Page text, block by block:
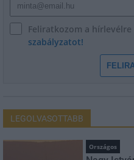
Feliratkozom a hírlevélre
szabályzatot!
LEGOLVASOTTABB
Országos